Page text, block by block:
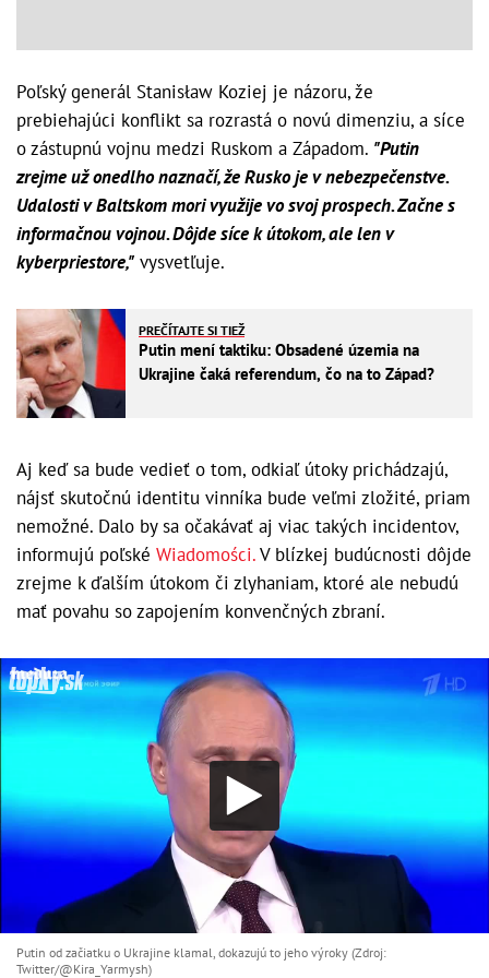
Poľský generál Stanisław Koziej je názoru, že
prebiehajúci konflikt sa rozrastá o novú dimenziu, a síce
o zástupnú vojnu medzi Ruskom a Západom. "Putin
zrejme už onedlho naznačí, že Rusko je v nebezpečenstve.
Udalosti v Baltskom mori využije vo svoj prospech. Začne s
informačnou vojnou. Dôjde síce k útokom, ale len v
kyberpriestore," vysvetľuje.
PREČÍTAJTE SI TIEŽ
Putin mení taktiku: Obsadené územia na
Ukrajine čaká referendum, čo na to Západ?
Aj keď sa bude vedieť o tom, odkiaľ útoky prichádzajú,
nájsť skutočnú identitu vinníka bude veľmi zložité, priam
nemožné. Dalo by sa očakávať aj viac takých incidentov,
informujú poľské Wiadomości.V blízkej budúcnosti dôjde
zrejme k ďalším útokom či zlyhaniam, ktoré ale nebudú
mať povahu so zapojením konvenčných zbraní.
Putin od začiatku o Ukrajine klamal, dokazujú to jeho výroky (Zdroj:
Twitter/@Kira_Yarmysh)